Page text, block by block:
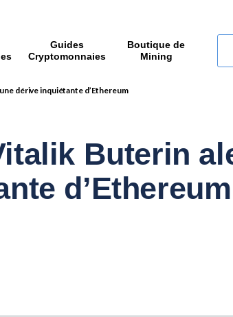
Guides
Cryptomonnaies
Boutique de
Mining
dérive inquiétante d’Ethereum
Buterin
d’Ethereum